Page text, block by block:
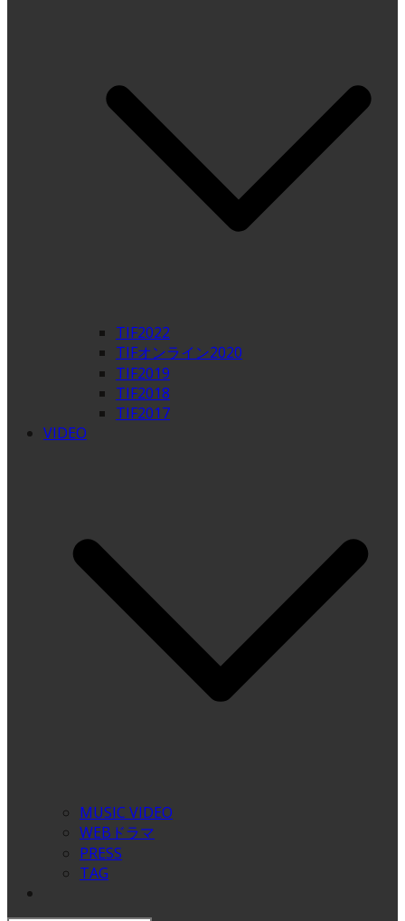
TIF2022
TIFオンライン2020
TIF2019
TIF2018
TIF2017
VIDEO
MUSIC VIDEO
WEBドラマ
PRESS
TAG